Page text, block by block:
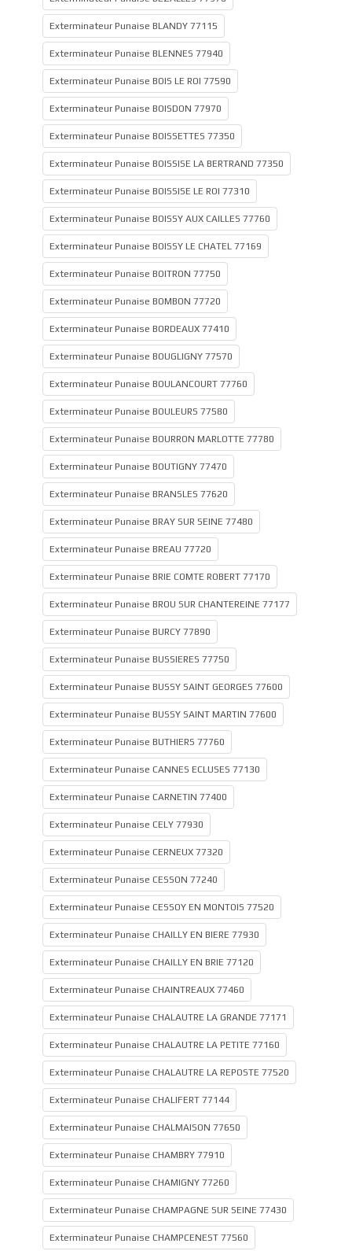
Exterminateur Punaise BLANDY 77115
Exterminateur Punaise BLENNES 77940
Exterminateur Punaise BOIS LE ROI 77590
Exterminateur Punaise BOISDON 77970
Exterminateur Punaise BOISSETTES 77350
Exterminateur Punaise BOISSISE LA BERTRAND 77350
Exterminateur Punaise BOISSISE LE ROI 77310
Exterminateur Punaise BOISSY AUX CAILLES 77760
Exterminateur Punaise BOISSY LE CHATEL 77169
Exterminateur Punaise BOITRON 77750
Exterminateur Punaise BOMBON 77720
Exterminateur Punaise BORDEAUX 77410
Exterminateur Punaise BOUGLIGNY 77570
Exterminateur Punaise BOULANCOURT 77760
Exterminateur Punaise BOULEURS 77580
Exterminateur Punaise BOURRON MARLOTTE 77780
Exterminateur Punaise BOUTIGNY 77470
Exterminateur Punaise BRANSLES 77620
Exterminateur Punaise BRAY SUR SEINE 77480
Exterminateur Punaise BREAU 77720
Exterminateur Punaise BRIE COMTE ROBERT 77170
Exterminateur Punaise BROU SUR CHANTEREINE 77177
Exterminateur Punaise BURCY 77890
Exterminateur Punaise BUSSIERES 77750
Exterminateur Punaise BUSSY SAINT GEORGES 77600
Exterminateur Punaise BUSSY SAINT MARTIN 77600
Exterminateur Punaise BUTHIERS 77760
Exterminateur Punaise CANNES ECLUSES 77130
Exterminateur Punaise CARNETIN 77400
Exterminateur Punaise CELY 77930
Exterminateur Punaise CERNEUX 77320
Exterminateur Punaise CESSON 77240
Exterminateur Punaise CESSOY EN MONTOIS 77520
Exterminateur Punaise CHAILLY EN BIERE 77930
Exterminateur Punaise CHAILLY EN BRIE 77120
Exterminateur Punaise CHAINTREAUX 77460
Exterminateur Punaise CHALAUTRE LA GRANDE 77171
Exterminateur Punaise CHALAUTRE LA PETITE 77160
Exterminateur Punaise CHALAUTRE LA REPOSTE 77520
Exterminateur Punaise CHALIFERT 77144
Exterminateur Punaise CHALMAISON 77650
Exterminateur Punaise CHAMBRY 77910
Exterminateur Punaise CHAMIGNY 77260
Exterminateur Punaise CHAMPAGNE SUR SEINE 77430
Exterminateur Punaise CHAMPCENEST 77560